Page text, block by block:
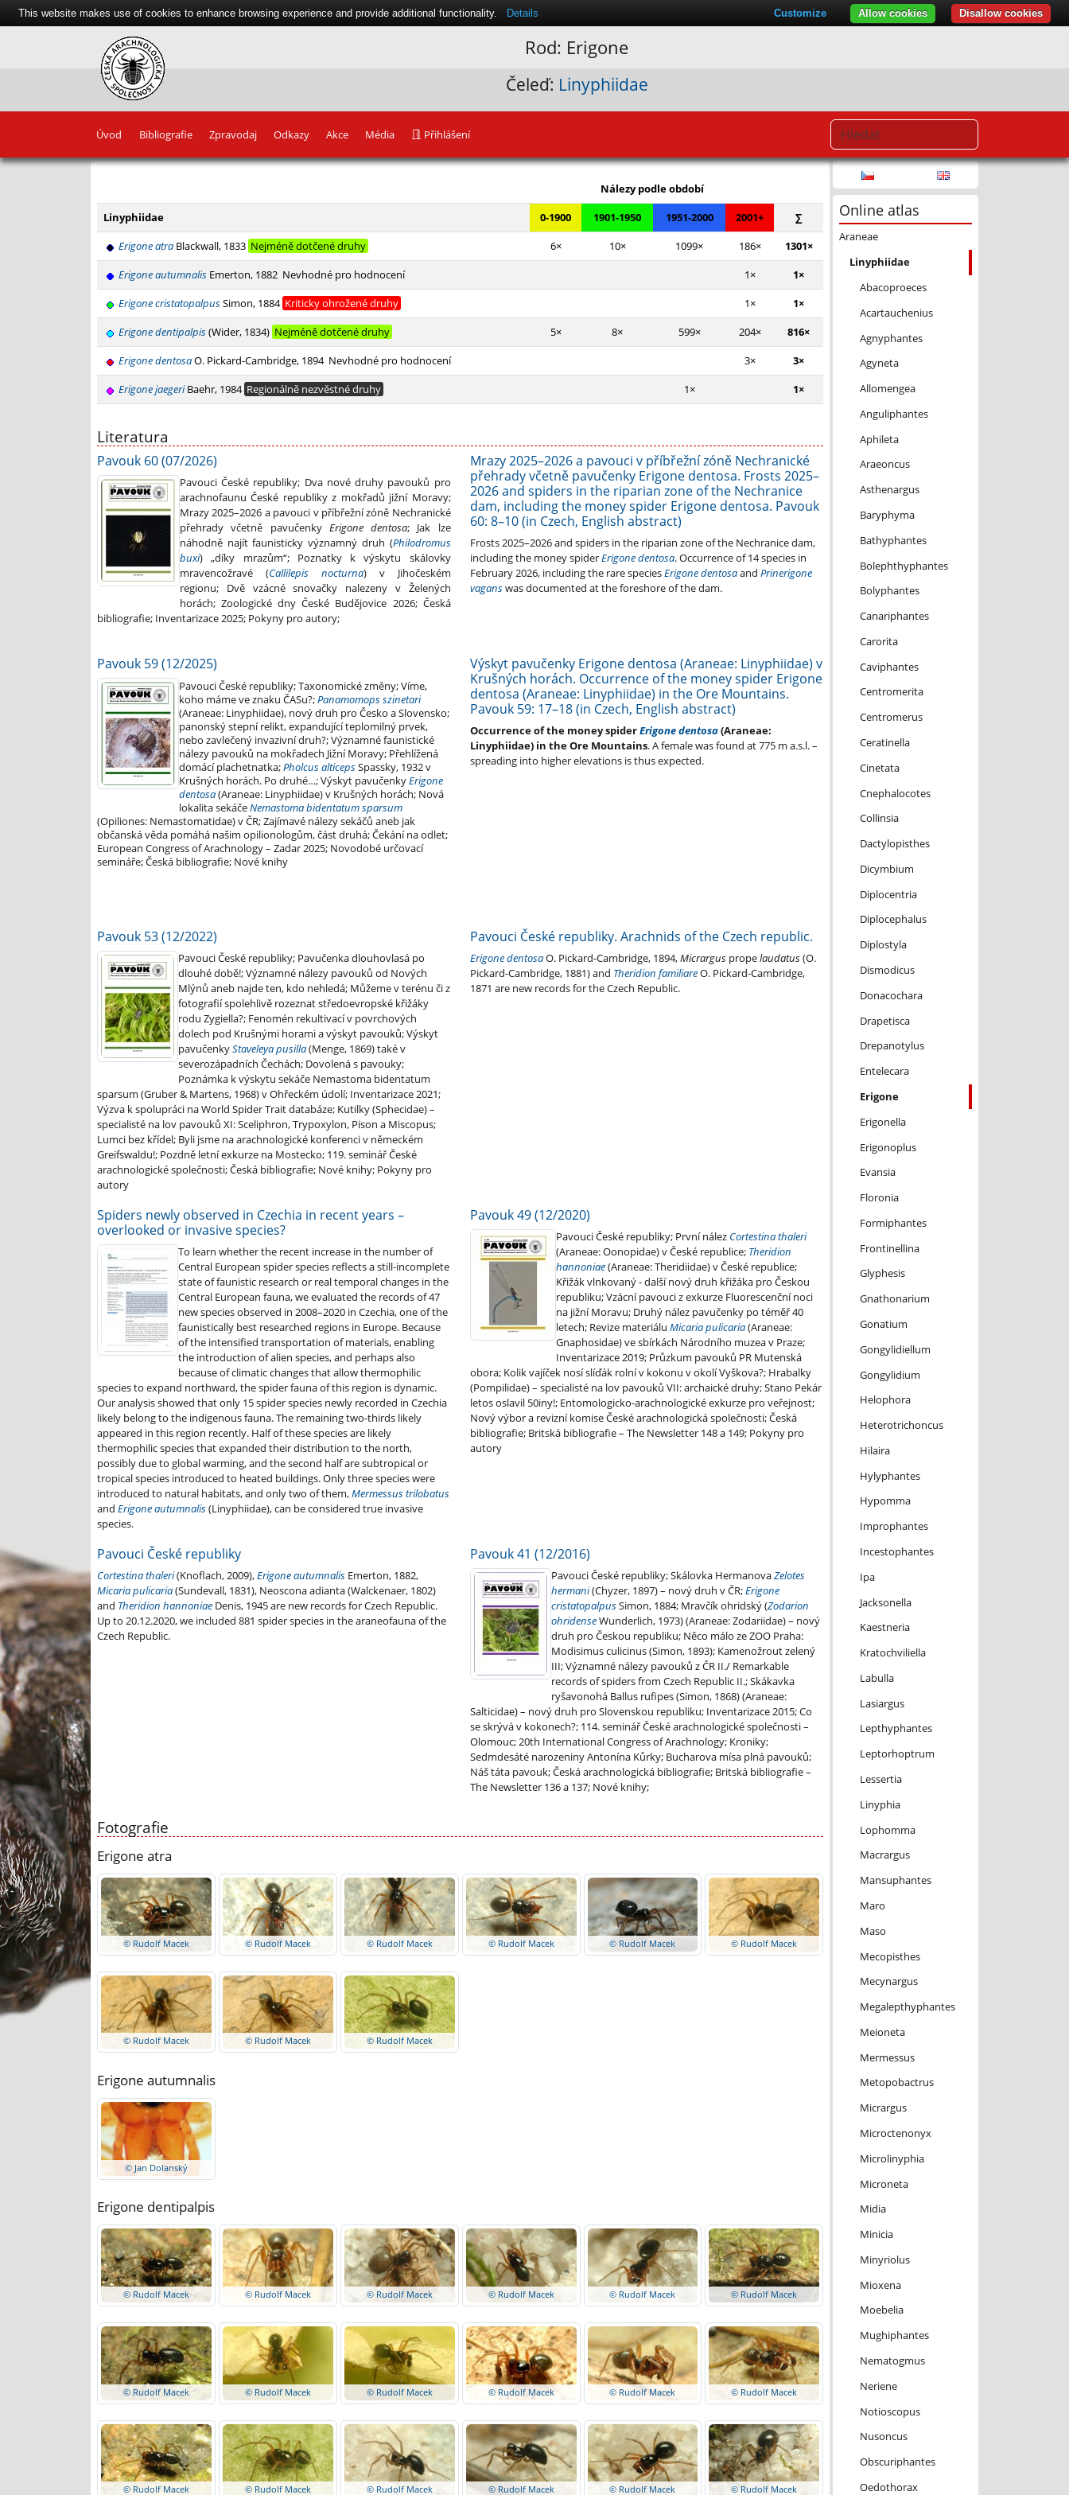
Rod: Erigone
Čeleď: Linyphiidae
Úvod Bibliografie Zpravodaj Odkazy Akce Média Přihlášení
−
Leaflet|© Seznam.cz a.s. a další
Nálezy podle období
Linyphiidae
0-1900 1901-1950 1951-2000 2001+
∑
Erigone atra Blackwall, 1833 Nejméně dotčené druhy 6× 10× 1099× 186×
1301×
Erigone autumnalis Emerton, 1882 Nevhodné pro hodnocení 1×
1×
Erigone cristatopalpusSimon, 1884 Kriticky ohrožené druhy 1×
1×
Erigone dentipalpis(Wider, 1834) Nejméně dotčené druhy 5× 8× 599× 204×
816×
Erigone dentosaO. Pickard-Cambridge, 1894 Nevhodné pro hodnocení 3×
3×
Erigone jaegeriBaehr, 1984 Regionálně nezvěstné druhy 1× 1×
Literatura
Pavouk 60 (07/2026)
Pavouci České republiky; Dva nové druhy pavouků pro
arachnofaunu České republiky z mokřadů jižní Moravy;
Mrazy 2025–2026 a pavouci v příbřežní zóně Nechranické
přehrady včetně pavučenky Erigonedentosa; Jak lze
náhodně najít faunisticky významný druh (Philodromus
buxi) „díky mrazům“; Poznatky k výskytu skálovky
mravencožravé (Callilepis nocturna) v Jihočeském
regionu; Dvě vzácné snovačky nalezeny v Želených
horách; Zoologické dny České Budějovice 2026; Česká
bibliografie; Inventarizace 2025; Pokyny pro autory;
Mrazy 2025–2026 a pavouci v příbřežní zóně Nechranické
přehrady včetně pavučenky Erigone dentosa. Frosts 2025–
2026 and spiders in the riparian zone of the Nechranice
dam, including the money spider Erigone dentosa. Pavouk
60: 8–10 (in Czech, English abstract)
Frosts 2025–2026 and spiders in the riparian zone of the Nechranice dam,
including the money spiderErigone dentosa.Occurrence of 14 species in
February 2026, including the rare speciesErigone dentosaand Prinerigone
vaganswas documented at the foreshore of the dam.
Pavouk 59 (12/2025)
Pavouci České republiky; Taxonomické změny; Víme,
koho máme ve znaku ČASu?;Panamomops szinetari
(Araneae: Linyphiidae), nový druh pro Česko a Slovensko;
panonský stepní relikt, expandující teplomilný prvek,
nebo zavlečený invazivní druh?; Významné faunistické
nálezy pavouků na mokřadech Jižní Moravy; Přehlížená
domácí plachetnatka;Pholcus alticepsSpassky, 1932 v
Krušných horách. Po druhé…; Výskyt pavučenkyErigone
dentosa(Araneae: Linyphiidae) v Krušných horách; Nová
lokalita sekáčeNemastoma bidentatum sparsum
(Opiliones: Nemastomatidae) v ČR; Zajímavé nálezy sekáčů aneb jak
občanská věda pomáhá našim opilionologům, část druhá; Čekání na odlet;
European Congress of Arachnology – Zadar 2025; Novodobé určovací
semináře; Česká bibliografie; Nové knihy
Výskyt pavučenky Erigone dentosa (Araneae: Linyphiidae) v
Krušných horách. Occurrence of the money spider Erigone
dentosa (Araneae: Linyphiidae) in the Ore Mountains.
Pavouk 59: 17–18 (in Czech, English abstract)
Occurrence of the money spiderErigone dentosa(Araneae:
Linyphiidae) in the Ore Mountains. A female was found at 775 m a.s.l. –
spreading into higher elevations is thus expected.
Pavouk 53 (12/2022)
Pavouci České republiky; Pavučenka dlouhovlasá po
dlouhé době!; Významné nálezy pavouků od Nových
Mlýnů aneb najde ten, kdo nehledá; Můžeme v terénu či z
fotografií spolehlivě rozeznat středoevropské křižáky
rodu Zygiella?; Fenomén rekultivací v povrchových
dolech pod Krušnými horami a výskyt pavouků; Výskyt
pavučenkyStaveleya pusilla(Menge, 1869) také v
severozápadních Čechách; Dovolená s pavouky;
Poznámka k výskytu sekáče Nemastoma bidentatum
sparsum (Gruber & Martens, 1968) v Ohřeckém údolí; Inventarizace 2021;
Výzva k spolupráci na World Spider Trait databáze; Kutilky (Sphecidae) –
specialisté na lov pavouků XI: Sceliphron, Trypoxylon, Pison a Miscopus;
Lumci bez křídel; Byli jsme na arachnologické konferenci v německém
Greifswaldu!; Pozdně letní exkurze na Mostecko; 119. seminář České
arachnologické společnosti; Česká bibliografie; Nové knihy; Pokyny pro
autory
Pavouci České republiky. Arachnids of the Czech republic.
Erigone dentosaO. Pickard-Cambridge, 1894,Micrargus propelaudatus(O.
Pickard-Cambridge, 1881) and Theridion familiareO. Pickard-Cambridge,
1871 are new records for the Czech Republic.
Spiders newly observed in Czechia in recent years –
overlooked or invasive species?
To learn whether the recent increase in the number of
Central European spider species reflects a still-incomplete
state of faunistic research or real temporal changes in the
Central European fauna, we evaluated the records of 47
new species observed in 2008–2020 in Czechia, one of the
faunistically best researched regions in Europe. Because
of the intensified transportation of materials, enabling
the introduction of alien species, and perhaps also
because of climatic changes that allow thermophilic
species to expand northward, the spider fauna of this region is dynamic.
Our analysis showed that only 15 spider species newly recorded in Czechia
likely belong to the indigenous fauna. The remaining two-thirds likely
appeared in this region recently. Half of these species are likely
thermophilic species that expanded their distribution to the north,
possibly due to global warming, and the second half are subtropical or
tropical species introduced to heated buildings. Only three species were
introduced to natural habitats, and only two of them,Mermessus trilobatus
and Erigone autumnalis(Linyphiidae), can be considered true invasive
species.
Pavouk 49 (12/2020)
Pavouci České republiky; První nález Cortestina thaleri
(Araneae: Oonopidae) v České republice; Theridion
hannoniae(Araneae: Theridiidae) v České republice;
Křižák vlnkovaný - další nový druh křižáka pro Českou
republiku; Vzácní pavouci z exkurze Fluorescenční noci
na jižní Moravu; Druhý nález pavučenky po téměř 40
letech; Revize materiálu Micaria pulicaria(Araneae:
Gnaphosidae) ve sbírkách Národního muzea v Praze;
Inventarizace 2019; Průzkum pavouků PR Mutenská
obora; Kolik vajíček nosí slíďák rolní v kokonu v okolí Vyškova?; Hrabalky
(Pompilidae) – specialisté na lov pavouků VII: archaické druhy; Stano Pekár
letos oslavil 50iny!; Entomologicko-arachnologické exkurze pro veřejnost;
Nový výbor a revizní komise České arachnologická společnosti; Česká
bibliografie; Britská bibliografie – The Newsletter 148 a 149; Pokyny pro
autory
Pavouci České republiky
Cortestina thaleri(Knoflach, 2009),Erigone autumnalis Emerton, 1882,
Micaria pulicaria(Sundevall, 1831), Neoscona adianta(Walckenaer, 1802)
and Theridion hannoniae Denis, 1945are new records for Czech Republic.
Up to 20.12.2020, we included 881 spider species in the araneofauna of the
Czech Republic.
Pavouk 41 (12/2016)
Pavouci České republiky; Skálovka HermanovaZelotes
hermani(Chyzer, 1897) – nový druh v ČR;Erigone
cristatopalpusSimon, 1884; Mravčík ohridský (Zodarion
ohridenseWunderlich, 1973) (Araneae: Zodariidae) – nový
druh pro Českou republiku; Něco málo ze ZOO Praha:
Modisimus culicinus (Simon, 1893); Kamenožrout zelený
III; Významné nálezy pavouků z ČR II./ Remarkable
records of spiders from Czech Republic II.; Skákavka
ryšavonohá Ballus rufipes (Simon, 1868) (Araneae:
Salticidae) – nový druh pro Slovenskou republiku; Inventarizace 2015; Co
se skrývá v kokonech?; 114. seminář České arachnologické společnosti –
Olomouc; 20th International Congress of Arachnology; Kroniky;
Sedmdesáté narozeniny Antonína Kůrky; Bucharova mísa plná pavouků;
Náš táta pavouk; Česká arachnologická bibliografie; Britská bibliografie –
The Newsletter 136 a 137; Nové knihy;
Fotografie
Erigone atra
© Rudolf Macek © Rudolf Macek © Rudolf Macek © Rudolf Macek © Rudolf Macek © Rudolf Macek
© Rudolf Macek © Rudolf Macek © Rudolf Macek
Erigone autumnalis
© Jan Dolanský
Erigone dentipalpis
© Rudolf Macek © Rudolf Macek © Rudolf Macek © Rudolf Macek © Rudolf Macek © Rudolf Macek
© Rudolf Macek © Rudolf Macek © Rudolf Macek © Rudolf Macek © Rudolf Macek © Rudolf Macek
© Rudolf Macek © Rudolf Macek © Rudolf Macek © Rudolf Macek © Rudolf Macek © Rudolf Macek
Online atlas
Araneae
Linyphiidae
Abacoproeces
Acartauchenius
Agnyphantes
Agyneta
Allomengea
Anguliphantes
Aphileta
Araeoncus
Asthenargus
Baryphyma
Bathyphantes
Bolephthyphantes
Bolyphantes
Canariphantes
Carorita
Caviphantes
Centromerita
Centromerus
Ceratinella
Cinetata
Cnephalocotes
Collinsia
Dactylopisthes
Dicymbium
Diplocentria
Diplocephalus
Diplostyla
Dismodicus
Donacochara
Drapetisca
Drepanotylus
Entelecara
Erigone
Erigonella
Erigonoplus
Evansia
Floronia
Formiphantes
Frontinellina
Glyphesis
Gnathonarium
Gonatium
Gongylidiellum
Gongylidium
Helophora
Heterotrichoncus
Hilaira
Hylyphantes
Hypomma
Improphantes
Incestophantes
Ipa
Jacksonella
Kaestneria
Kratochviliella
Labulla
Lasiargus
Lepthyphantes
Leptorhoptrum
Lessertia
Linyphia
Lophomma
Macrargus
Mansuphantes
Maro
Maso
Mecopisthes
Mecynargus
Megalepthyphantes
Meioneta
Mermessus
Metopobactrus
Micrargus
Microctenonyx
Microlinyphia
Microneta
Midia
Minicia
Minyriolus
Mioxena
Moebelia
Mughiphantes
Nematogmus
Neriene
Notioscopus
Nusoncus
Obscuriphantes
Oedothorax
This website makes use of cookies to enhance browsing experience and provide additional functionality. Details Disallow cookies
Allow cookies
Customize